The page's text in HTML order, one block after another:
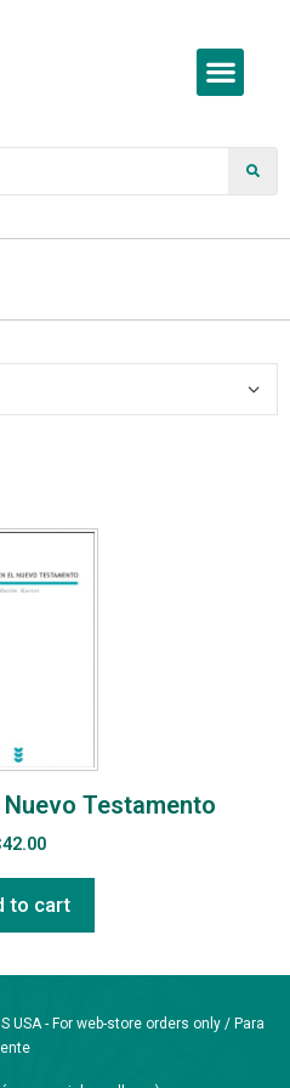
Testamento
42.00
to cart
USA - For web-store orders only / Para